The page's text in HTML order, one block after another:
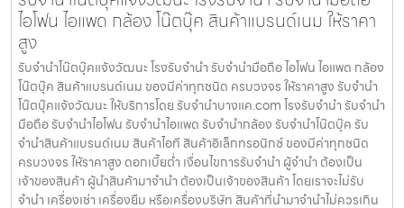
รับเงินสดทันที ระยะเวลาผ่อนชำระตั้งแต่ 60 วันขึ้นไป และสูงสุด 60 เดือน
อัตราดอกเบี้ยต่อปีไม่เกิน 15% ตามที่กฏหมายกำหนด เงิน 1,000 บาท จะ
มีค่าบริการ 5 บาท/วัน ท่านโอนเงินค่าบริการทุก 20 วัน (นับจากวันที่จำนำ
สินค้า) อัตราดอกเบี้ยร้อยละ 15 ต่อปี โดยอัตราดอกเบี้ยค่าปรับ ค่าบริการ
และค่าธรรมเนียม ใดๆ เมื่อรวมกันแล้วสูงสุดไม่เกิน 28% ต่อปี
รับจำนำโน๊ตบุ๊คแจ้งวัฒนะ โรงรับจำนำ รับจำนำมือถือ
ไอโฟน ไอแพด กล้อง โน๊ตบุ๊ค สินค้าแบรนด์เนม ให้ราคา
สูง